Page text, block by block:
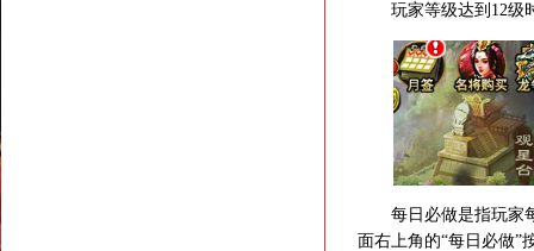
玩家等级达到12级
每日必做是指玩家每
面右上角的“每日必做”